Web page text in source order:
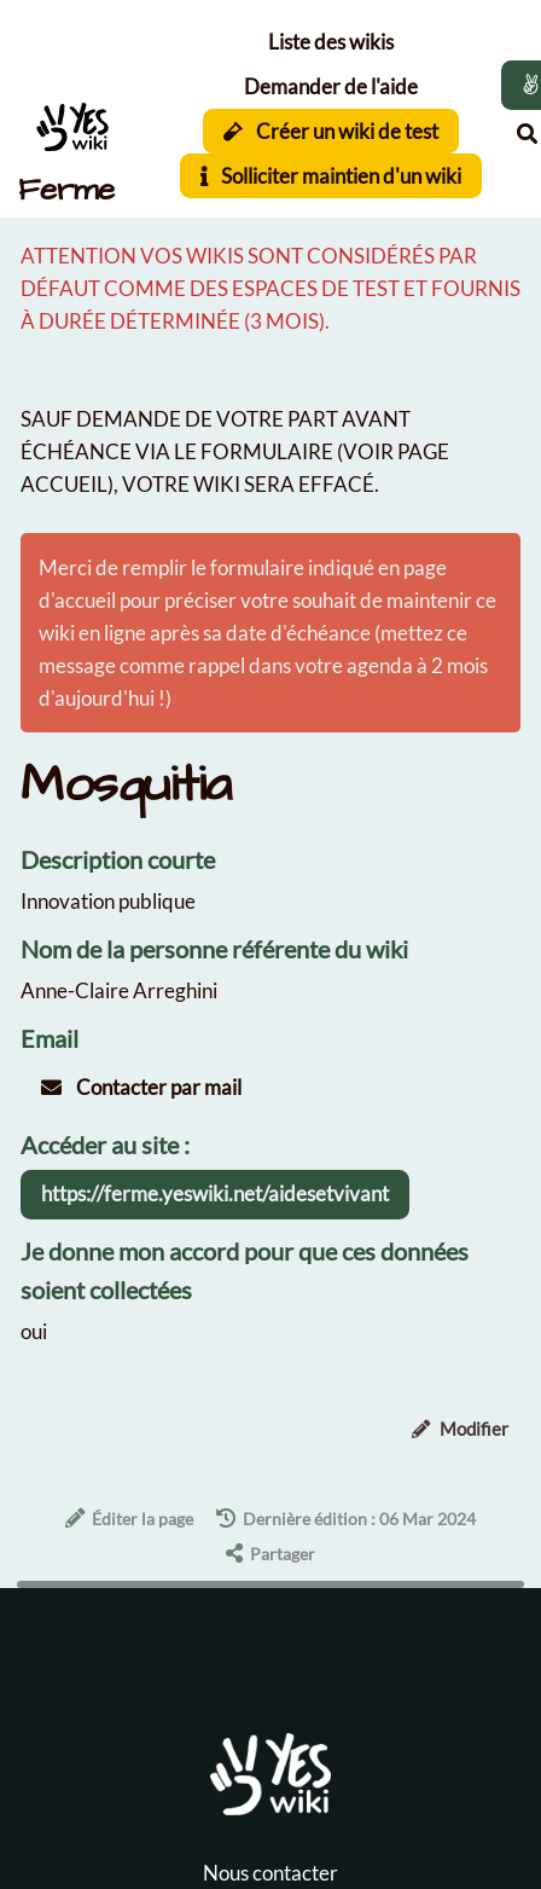
Ferme
Liste des wikis
Demander de l'aide
Créer un wiki de test
Solliciter maintien d'un wiki
ATTENTION VOS WIKIS SONT CONSIDÉRÉS PAR
DÉFAUT COMME DES ESPACES DE TEST ET FOURNIS
À DURÉE DÉTERMINÉE (3 MOIS).
SAUF DEMANDE DE VOTRE PART AVANT
ÉCHÉANCE VIA LE FORMULAIRE (VOIR PAGE
ACCUEIL), VOTRE WIKI SERA EFFACÉ.
Merci de remplir le formulaire indiqué en page
d'accueil pour préciser votre souhait de maintenir ce
wiki en ligne après sa date d'échéance (mettez ce
message comme rappel dans votre agenda à 2 mois
d'aujourd'hui !)
Mosquitia
Description courte
Innovation publique
Nom de la personne référente du wiki
Anne-Claire Arreghini
Email
Contacter par mail
Accéder au site :
https://ferme.yeswiki.net/aidesetvivant
Je donne mon accord pour que ces données
soient collectées
oui
Modifier
Éditer la page
Dernière édition : 06 Mar 2024
Partager
Nous contacter